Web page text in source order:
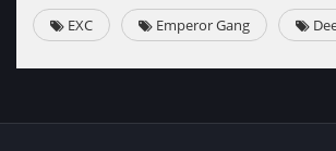
EXC Emperor Gang